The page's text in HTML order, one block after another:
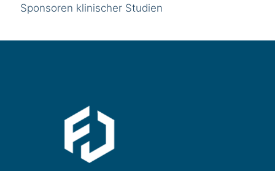
Sponsoren klinischer Studien